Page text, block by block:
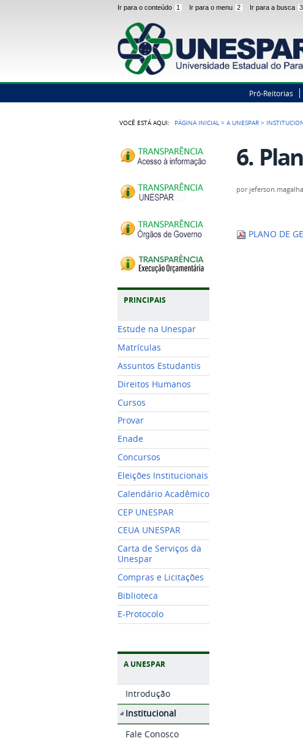
Ir para o conteúdo 1 Ir para o menu 2 Ir para a busca 3
Pró-Reitorias
VOCÊ ESTÁ AQUI: PÁGINA INICIAL >A UNESPAR >
PRINCIPAIS
Estude na Unespar
Matrículas
Assuntos Estudantis
Direitos Humanos
Cursos
Provar
Enade
Concursos
Eleições Institucionais
Calendário Acadêmico
CEP UNESPAR
CEUA UNESPAR
Carta de Serviços da
Unespar
Compras e Licitações
Biblioteca
E-Protocolo
A UNESPAR
Introdução
Institucional
Fale Conosco
6.
por
PLANO DE